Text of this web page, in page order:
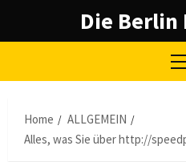
Die
Home
ALLGEMEIN
Alles, was Sie über http://